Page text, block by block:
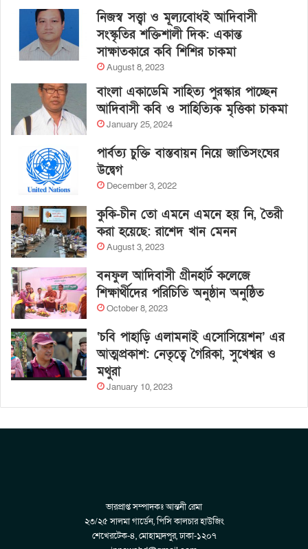
নিজস্ব সত্ত্বা ও মূল্যবোধই আদিবাসী
সংস্কৃতির শক্তিশালী দিক: একান্ত
সাক্ষাতকারে কবি শিশির চাকমা
August 8, 2023
বাংলা একাডেমি সাহিত্য পুরস্কার পাচ্ছেন
আদিবাসী কবি ও সাহিত্যিক মৃত্তিকা চাকমা
January 25, 2024
পার্বত্য চুক্তি বাস্তবায়ন নিয়ে জাতিসংঘের
উদ্বেগ
December 3, 2022
কুকি-চীন তো এমনে এমনে হয় নি, তৈরী
করা হয়েছে: রাশেদ খান মেনন
August 3, 2023
বনফুল আদিবাসী গ্রীনহার্ট কলেজে
শিক্ষার্থীদের পরিচিতি অনুষ্ঠান অনুষ্ঠিত
October 8, 2023
‘চবি পাহাড়ি এলামনাই এসোসিয়েশন’ এর
আত্মপ্রকাশ: নেতৃত্বে গৈরিকা, সুখেশ্বর ও
মথুরা
January 10, 2023
ভারপ্রাপ্ত সম্পাদকঃ আন্তনী রেমা
২৩/২৫ সালমা গার্ডেন, পিসি কালচার হাউজিং
শেখেরটেক-৪, মোহাম্মদপুর, ঢাকা-১২০৭